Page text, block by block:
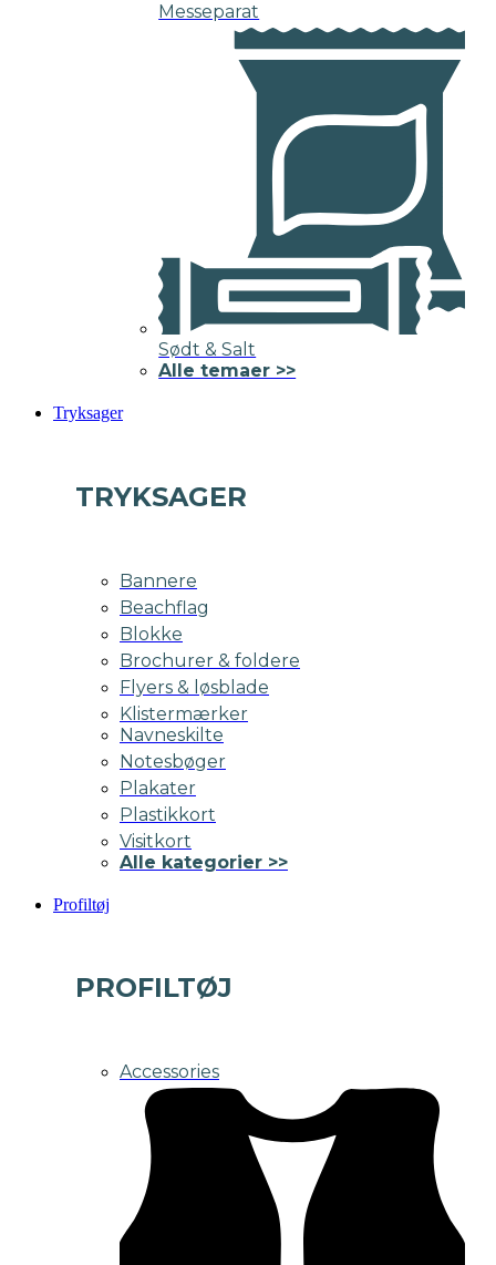
Messeparat
Sødt & Salt
Alle temaer >>
Tryksager
TRYKSAGER
Bannere
Beachflag
Blokke
Brochurer & foldere
Flyers & løsblade
Klistermærker
Navneskilte
Notesbøger
Plakater
Plastikkort
Visitkort
Alle kategorier >>
Profiltøj
PROFILTØJ
Accessories